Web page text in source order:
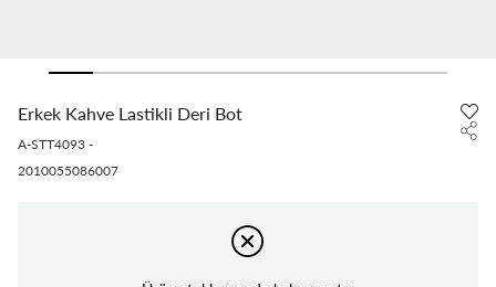
Erkek Kahve Lastikli Deri Bot
A-STT4093 -
2010055086007